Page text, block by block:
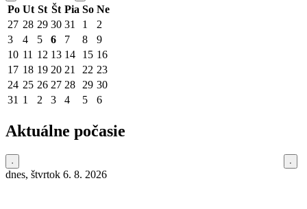
Po Ut St Št Pia So Ne
27 28 29 30 31 1
2
3
4 5 6 7 8
9
10 11 12 13 14 15 16
17 18 19 20 21 22 23
24 25 26 27 28 29 30
31 1 2 3 4 5 6
Aktuálne počasie
dnes, štvrtok 6. 8. 2026